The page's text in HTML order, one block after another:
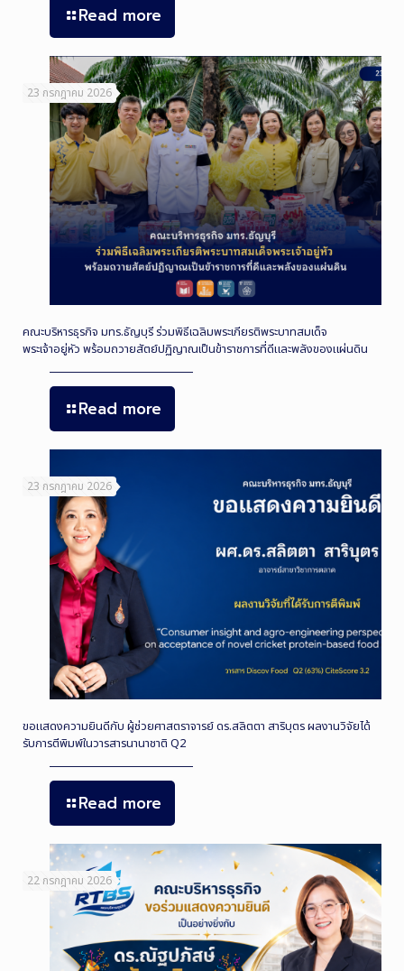
Read more
23 กรกฎาคม 2026
คณะบริหารธุรกิจ มทร.ธัญบุรี ร่วมพิธีเฉลิมพระเกียรติพระบาทสมเด็จ
พระเจ้าอยู่หัว พร้อมถวายสัตย์ปฏิญาณเป็นข้าราชการที่ดีและพลังของแผ่นดิน
Read more
23 กรกฎาคม 2026
ขอแสดงความยินดีกับ ผู้ช่วยศาสตราจารย์ ดร.สลิตตา สาริบุตร ผลงานวิจัยได้
รับการตีพิมพ์ในวารสารนานาชาติ Q2
Read more
22 กรกฎาคม 2026